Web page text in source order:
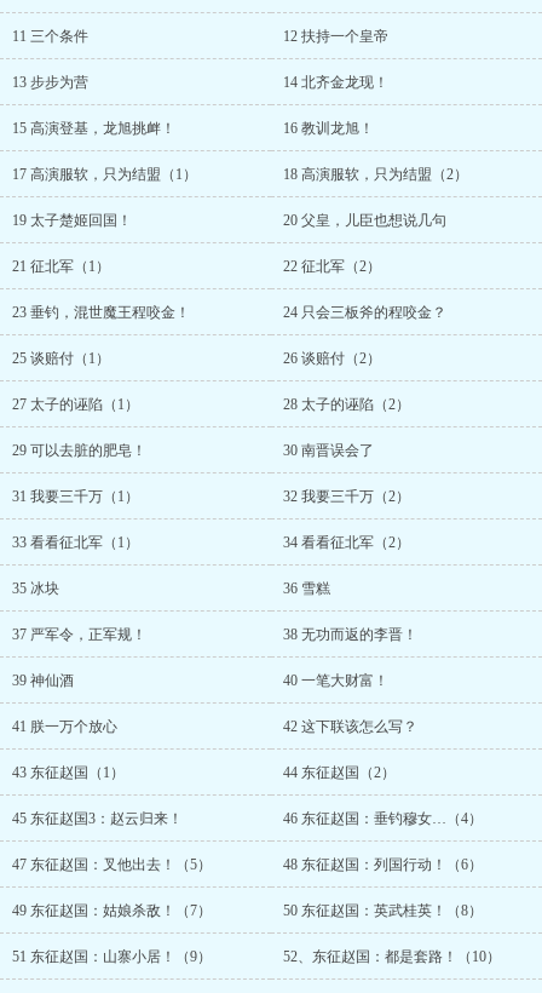
11 三个条件 12 扶持一个皇帝
13 步步为营 14 北齐金龙现！
15 高演登基，龙旭挑衅！ 16 教训龙旭！
17 高演服软，只为结盟（1） 18 高演服软，只为结盟（2）
19 太子楚姬回国！ 20 父皇，儿臣也想说几句
21 征北军（1） 22 征北军（2）
23 垂钓，混世魔王程咬金！ 24 只会三板斧的程咬金？
25 谈赔付（1） 26 谈赔付（2）
27 太子的诬陷（1） 28 太子的诬陷（2）
29 可以去脏的肥皂！ 30 南晋误会了
31 我要三千万（1） 32 我要三千万（2）
33 看看征北军（1） 34 看看征北军（2）
35 冰块 36 雪糕
37 严军令，正军规！ 38 无功而返的李晋！
39 神仙酒 40 一笔大财富！
41 朕一万个放心 42 这下联该怎么写？
43 东征赵国（1） 44 东征赵国（2）
45 东征赵国3：赵云归来！ 46 东征赵国：垂钓穆女…（4）
47 东征赵国：叉他出去！（5） 48 东征赵国：列国行动！（6）
49 东征赵国：姑娘杀敌！（7） 50 东征赵国：英武桂英！（8）
51 东征赵国：山寨小居！（9） 52、东征赵国：都是套路！（10）